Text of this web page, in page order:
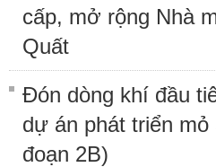
cấp, mở rộng Nhà
Quất
Đón dòng khí đầu
dự án phát triển
đoạn 2B)